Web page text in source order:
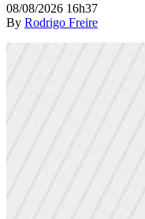
08/08/2026 16h37
By Rodrigo Freire